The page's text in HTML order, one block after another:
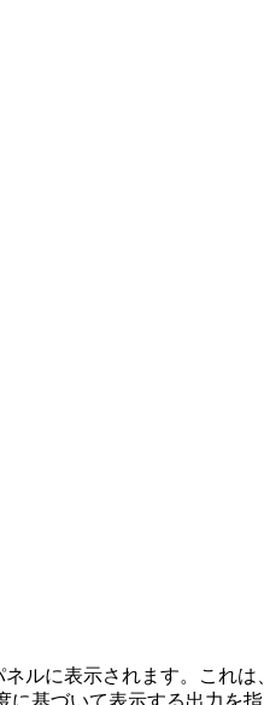
ルに表示されます。これ
基づいて表示する出力を指